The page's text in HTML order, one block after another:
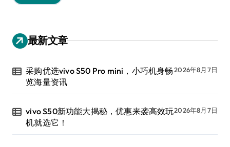
最新文章
采购优选vivo S50 Pro mini，小巧机身畅
览海量资讯
2026年8月7日
vivo S50新功能大揭秘，优惠来袭高效玩
机就选它！
2026年8月7日